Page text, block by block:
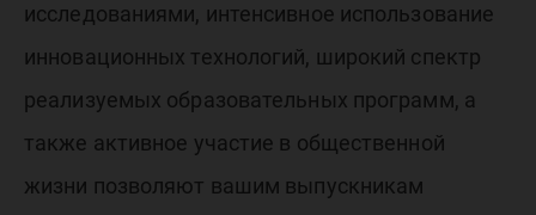
исследованиями, интенсивное использование
инновационных технологий, широкий спектр
реализуемых образовательных программ, а
также активное участие в общественной
жизни позволяют вашим выпускникам